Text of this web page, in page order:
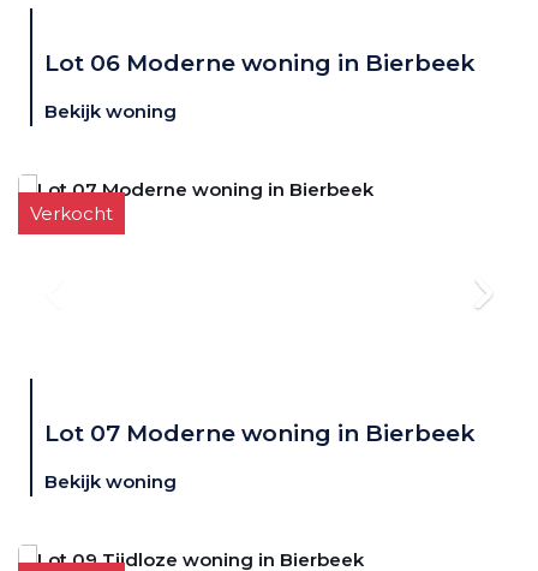
Lot 06 Moderne woning in Bierbeek
Bekijk woning
Verkocht
Lot 07 Moderne woning in Bierbeek
Bekijk woning